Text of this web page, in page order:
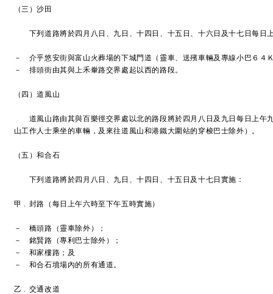
（三）沙田
下列道路將於四月八日、九日、十四日、十五日、十六日及十七日每日
－ 介乎悠安街與富山火葬場的下城門道（靈車、送殯車輛及專線小巴６４
－ 排頭街由其與上禾輋路交界處起以西的路段。
（四）道風山
道風山路由其與百樂徑交界處以北的路段將於四月八日及九日每日上午
山工作人士乘坐的車輛，及來往道風山和港鐵大圍站的穿梭巴士除外）。
（五）和合石
下列道路將於四月八日、九日、十四日、十五日及十七日實施：
甲﹒封路（每日上午六時至下午五時實施）
－ 橋頭路（靈車除外）；
－ 銘賢路（專利巴士除外）；
－ 和家樓路；及
－ 和合石墳場內的所有通道。
乙﹒交通改道